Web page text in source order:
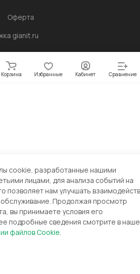
Корзина Избранные Кабинет Сравнение
Оферта
gianit.ru
cookie, разработанные нашими
лицами, для анализа событий на
позволяет нам улучшать
Продолжая просмотр
вы принимаете условия его
подробные сведения смотрите в
файлов Cookie.